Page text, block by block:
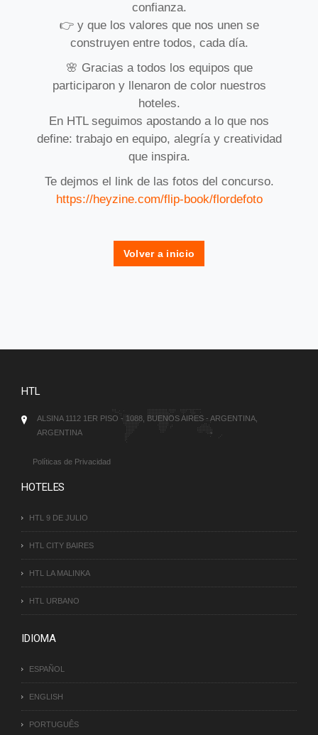
confianza.
👉 y que los valores que nos unen se
construyen entre todos, cada día.
🌸 Gracias a todos los equipos que
participaron y llenaron de color nuestros
hoteles.
En HTL seguimos apostando a lo que nos
define: trabajo en equipo, alegría y creatividad
que inspira.
Te dejmos el link de las fotos del concurso.
https://heyzine.com/flip-book/flordefoto
Volver a inicio
HTL
ALSINA 1112 1ER PISO - 1088, BUENOS AIRES - ARGENTINA,
ARGENTINA
Políticas de Privacidad
HOTELES
HTL 9 DE JULIO
HTL CITY BAIRES
HTL LA MALINKA
HTL URBANO
IDIOMA
ESPAÑOL
ENGLISH
PORTUGUÊS